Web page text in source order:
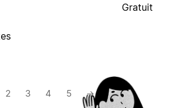
Gratuit
2 3 4 5 →